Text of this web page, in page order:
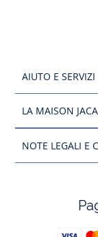
AIUTO E SERVIZI
LA MAISON
NOTE LEGALI E